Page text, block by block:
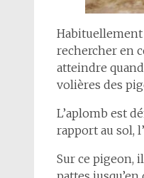
Habituellement
rechercher en
atteindre
volières des
L’aplomb est
rapport au sol,
Sur ce pigeon,